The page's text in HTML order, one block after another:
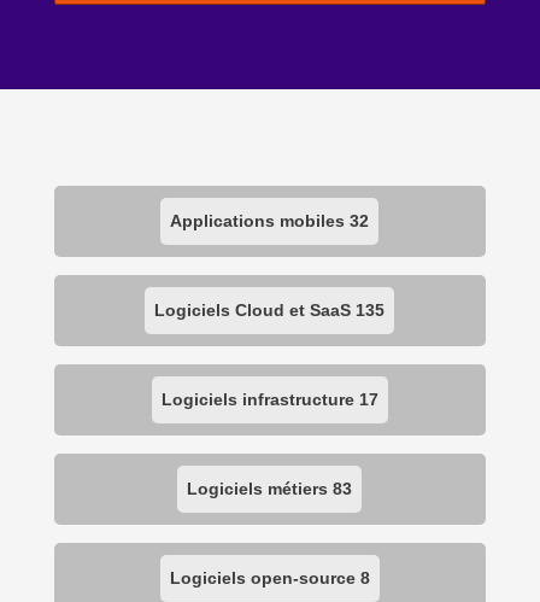
Applications mobiles32
Logiciels Cloud et SaaS 135
Logiciels infrastructure 17
Logiciels métiers83
Logiciels open-source 8